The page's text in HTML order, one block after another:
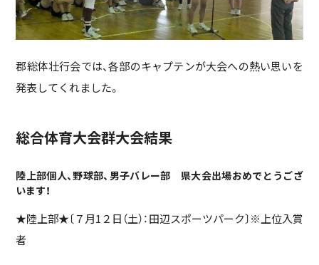
郡総体壮行会では、各部のキャプテンが大会への熱い思いを
発表してくれました。
総合体育大会群大会結果
陸上部個人、野球部、男子バレー部 県大会出場おめでとうござ
います！
★陸上部★〔７月1２日（土）：田辺スポーツパーク〕※上位入賞
者